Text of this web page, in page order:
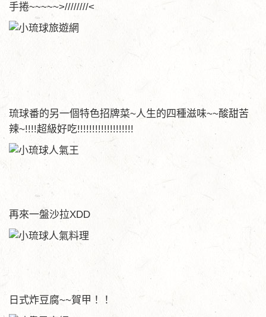
手捲~~~~~>////////<
琉球番的另一個特色招牌菜~人生的四種滋味~~酸甜苦
辣~!!!!超級好吃!!!!!!!!!!!!!!!!!!!
再來一盤沙拉XDD
日式炸豆腐~~賀甲！！